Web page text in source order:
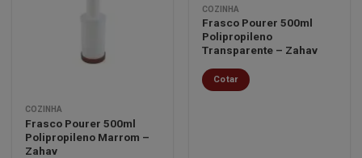
COZINHA
Frasco Pourer 500ml
Polipropileno Marrom –
Zahav
lista de
COZINHA
Frasco Pourer 500ml
Polipropileno
Transparente – Zahav
Cotar